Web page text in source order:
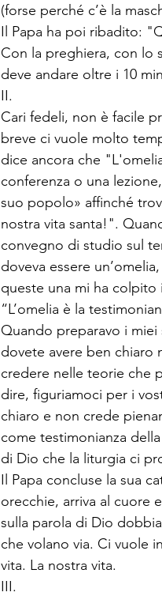
(forse perché c’è la
Il Papa ha poi ribadito:
Con la preghiera, con lo
deve andare oltre i 10
II.
Cari fedeli, non è facile
breve ci vuole molto
dice ancora che
conferenza o una
suo popolo» affinché
nostra vita santa!".
convegno di studio sul
doveva essere
queste una mi ha colpito
“L’omelia è la
Quando preparavo i
dovete avere ben chiaro
credere nelle teorie che
dire, figuriamoci per i
chiaro e non crede
come testimonianza
di Dio che la liturgia ci
Il Papa concluse la sua
orecchie, arriva al cuore
sulla parola di Dio
che volano via. Ci vuole
vita. La nostra vita.
III.